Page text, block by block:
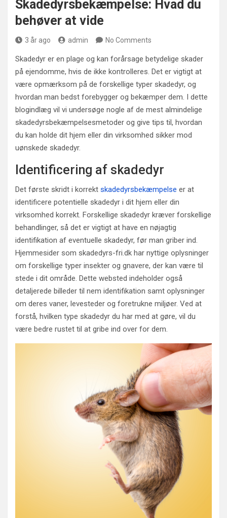
Skadedyrsbekæmpelse: Hvad du
behøver at vide
3 år ago admin No Comments
Skadedyr er en plage og kan forårsage betydelige skader
på ejendomme, hvis de ikke kontrolleres. Det er vigtigt at
være opmærksom på de forskellige typer skadedyr, og
hvordan man bedst forebygger og bekæmper dem. I dette
blogindlæg vil vi undersøge nogle af de mest almindelige
skadedyrsbekæmpelsesmetoder og give tips til, hvordan
du kan holde dit hjem eller din virksomhed sikker mod
uønskede skadedyr.
Identificering af skadedyr
Det første skridt i korrekt skadedyrsbekæmpelse er at
identificere potentielle skadedyr i dit hjem eller din
virksomhed korrekt. Forskellige skadedyr kræver forskellige
behandlinger, så det er vigtigt at have en nøjagtig
identifikation af eventuelle skadedyr, før man griber ind.
Hjemmesider som skadedyrs-fri.dk har nyttige oplysninger
om forskellige typer insekter og gnavere, der kan være til
stede i dit område. Dette websted indeholder også
detaljerede billeder til nem identifikation samt oplysninger
om deres vaner, levesteder og foretrukne miljøer. Ved at
forstå, hvilken type skadedyr du har med at gøre, vil du
være bedre rustet til at gribe ind over for dem.